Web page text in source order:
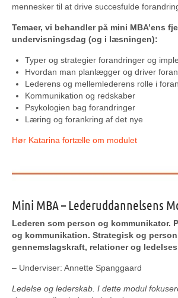
mennesker til at drive succesfulde
Temaer, vi behandler på mini MBA’ens
undervisningsdag (og i læsningen):
Typer og strategier forandringer og
Hvordan man planlægger og driver
Lederens og mellemlederens rolle i
Kommunikation og redskaber
Psykologien bag forandringer
Læring og forankring af det nye
Hør Katarina fortælle om modulet
Mini MBA – Lederuddannelsens
Lederen som person og kommunikator.
og kommunikation. Strategisk og
gennemslagskraft, relationer og
– Underviser: Annette Spanggaard
Ledelse og lederskab. I dette modul